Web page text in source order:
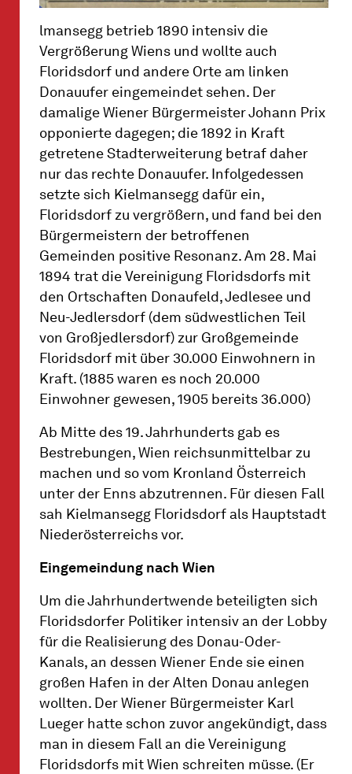
lmansegg betrieb 1890 intensiv die
Vergrößerung Wiens und wollte auch
Floridsdorf und andere Orte am linken
Donauufer eingemeindet sehen. Der
damalige Wiener Bürgermeister Johann Prix
opponierte dagegen; die 1892 in Kraft
getretene Stadterweiterung betraf daher
nur das rechte Donauufer. Infolgedessen
setzte sich Kielmansegg dafür ein,
Floridsdorf zu vergrößern, und fand bei den
Bürgermeistern der betroffenen
Gemeinden positive Resonanz. Am 28. Mai
1894 trat die Vereinigung Floridsdorfs mit
den Ortschaften Donaufeld, Jedlesee und
Neu-Jedlersdorf (dem südwestlichen Teil
von Großjedlersdorf) zur Großgemeinde
Floridsdorf mit über 30.000 Einwohnern in
Kraft. (1885 waren es noch 20.000
Einwohner gewesen, 1905 bereits 36.000)
Ab Mitte des 19. Jahrhunderts gab es
Bestrebungen, Wien reichsunmittelbar zu
machen und so vom Kronland Österreich
unter der Enns abzutrennen. Für diesen Fall
sah Kielmansegg Floridsdorf als Hauptstadt
Niederösterreichs vor.
Eingemeindung nach Wien
Um die Jahrhundertwende beteiligten sich
Floridsdorfer Politiker intensiv an der Lobby
für die Realisierung des Donau-Oder-
Kanals, an dessen Wiener Ende sie einen
großen Hafen in der Alten Donau anlegen
wollten. Der Wiener Bürgermeister Karl
Lueger hatte schon zuvor angekündigt, dass
man in diesem Fall an die Vereinigung
Floridsdorfs mit Wien schreiten müsse. (Er